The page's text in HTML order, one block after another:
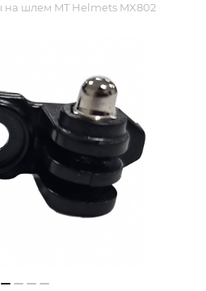
шлем MT Helmets MX802